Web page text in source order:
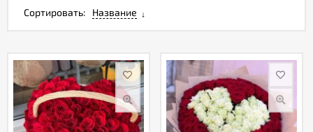
Как
Вопрос-
ответ
Сортировать: Название